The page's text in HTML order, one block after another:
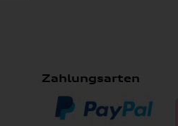
Zahlungsarten